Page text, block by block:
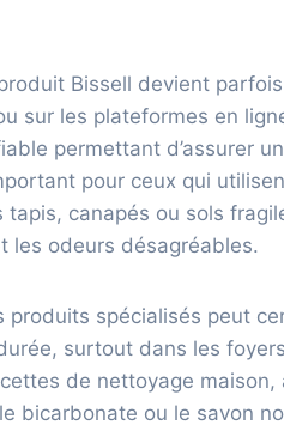
Bissell devient
sur les plateformes en
permettant d’assurer
pour ceux qui
canapés ou sols
les odeurs désagréables.
produits spécialisés peut
surtout dans les
de nettoyage maison,
bicarbonate ou le savon